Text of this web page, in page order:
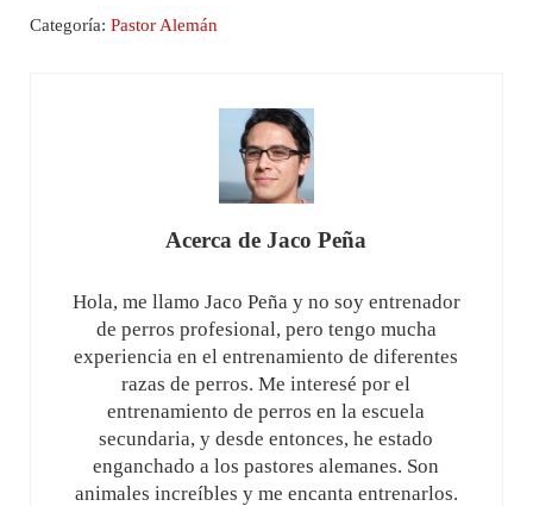
Categoría: Pastor Alemán
Acerca deJaco Peña
Hola, me llamo Jaco Peña y no soy entrenador
de perros profesional, pero tengo mucha
experiencia en el entrenamiento de diferentes
razas de perros. Me interesé por el
entrenamiento de perros en la escuela
secundaria, y desde entonces, he estado
enganchado a los pastores alemanes. Son
animales increíbles y me encanta entrenarlos.